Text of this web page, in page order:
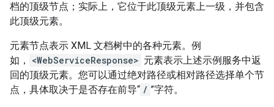
档的顶级节点；实际上，它位于此顶级元素上一级，并包含
此顶级元素。
元素节点表示 XML 文档树中的各种元素。例
如，
<WebServiceResponse> 元素表示上述示例服务中返
回的顶级元素。您可以通过绝对路径或相对路径选择单个节
点，具体取决于是否存在前导“ / ”字符。